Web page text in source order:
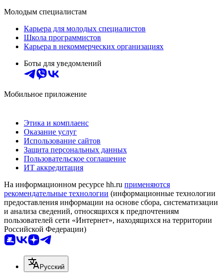
Молодым специалистам
Карьера для молодых специалистов
Школа программистов
Карьера в некоммерческих организациях
Боты для уведомлений
Мобильное приложение
Этика и комплаенс
Оказание услуг
Использование сайтов
Защита персональных данных
Пользовательское соглашение
ИТ аккредитация
На информационном ресурсе hh.ru применяются
рекомендательные технологии (информационные технологии
предоставления информации на основе сбора, систематизации
и анализа сведений, относящихся к предпочтениям
пользователей сети «Интернет», находящихся на территории
Российской Федерации)
Русский